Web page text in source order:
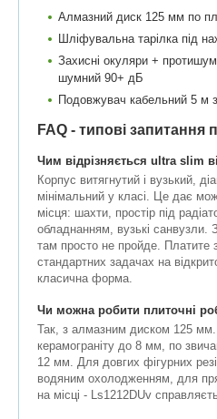
Алмазний диск 125 мм по
Шліфувальна тарілка під
Захисні окуляри +
шумний 90+ дБ
Подовжувач кабельний 5 м
FAQ - типові запитання
Чим відрізняється ultra slim
Корпус витягнутий і вузький,
мінімальний у класі. Це дає
місця: шахти, простір під
обладнанням, вузькі
там просто не пройде. Платите
стандартних задачах на
класична форма.
Чи можна робити плиточні
Так, з алмазним диском 125 мм.
керамограніту до 8 мм, по
12 мм. Для довгих фігурних
водяним охолодженням, для
на місці - Ls1212DUv